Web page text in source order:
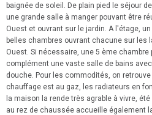
baignée de soleil. De plain pied le séjour
une grande salle à manger pouvant être
Ouest et ouvrant sur le jardin. A l'étage,
belles chambres ouvrant chacune sur les
Ouest. Si nécessaire, une 5 ème
complément une vaste salle de bains
douche. Pour les commodités, on
chauffage est au gaz, les radiateurs en
la maison la rende très agrable à vivre,
au rez de chaussée accueille également